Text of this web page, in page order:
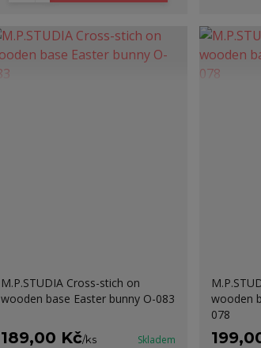
M.P.STUDIA Cross-stich on
wooden base Easter bunny O-083
189,00 Kč/ks Skladem
wooden
078